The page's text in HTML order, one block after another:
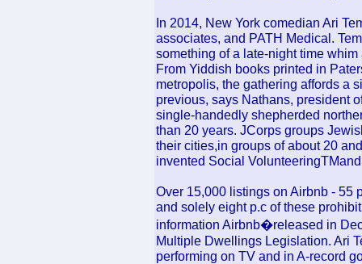
In 2014, New York comedian Ari
associates, and PATH Medical.
something of a late-night time
From Yiddish books printed in
metropolis, the gathering affords a
previous, says Nathans, president
single-handedly shepherded
than 20 years. JCorps groups
their cities,in groups of about 20
invented Social
Over 15,000 listings on Airbnb - 55
and solely eight p.c of these
information Airbnb�released in
Multiple Dwellings Legislation. Ari
performing on TV and in A-record